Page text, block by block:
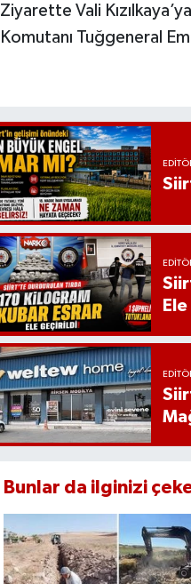
Ziyarette Vali
Komutanı Tuğgeneral
Bunlar da ilginizi